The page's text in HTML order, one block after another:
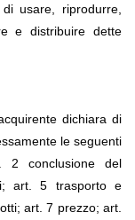
usare, riprodurre,
e distribuire dette
dichiara di
le seguenti
2 conclusione del
art. 5 trasporto e
art. 7 prezzo; art.